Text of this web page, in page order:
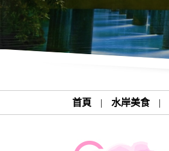
首頁 | 水岸美食 |